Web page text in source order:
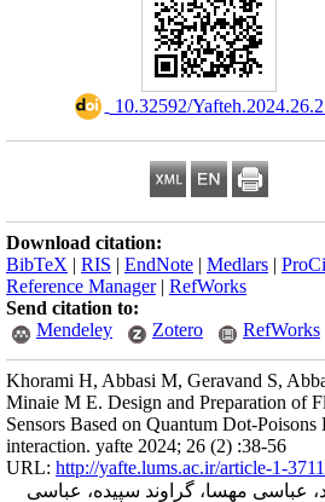
10.32592/
Download citation:
BibTeX | RIS | EndNote | Medlars |
Reference Manager| RefWorks
Send citation to:
Mendeley
Zotero RefWorks
Khorami H, Abbasi M, Geravand S,
Minaie M E. Design and Preparation of
Sensors Based on Quantum Dot-Poisons
interaction. yafte 2024; 26 (2) :38-56
URL: http://yafte.lums.ac.ir/article-1-
عباسی مهسا، گراوند سپیده، عباسی